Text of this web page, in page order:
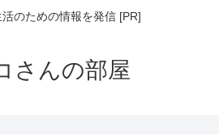
のための情報を発信 [PR]
さんの部屋